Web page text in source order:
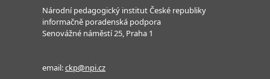
Národní pedagogický institut České republiky
informačně poradenská podpora
Senovážné náměstí 25, Praha 1
email:ckp@npi.cz